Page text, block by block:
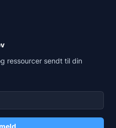
ressourcer sendt til din